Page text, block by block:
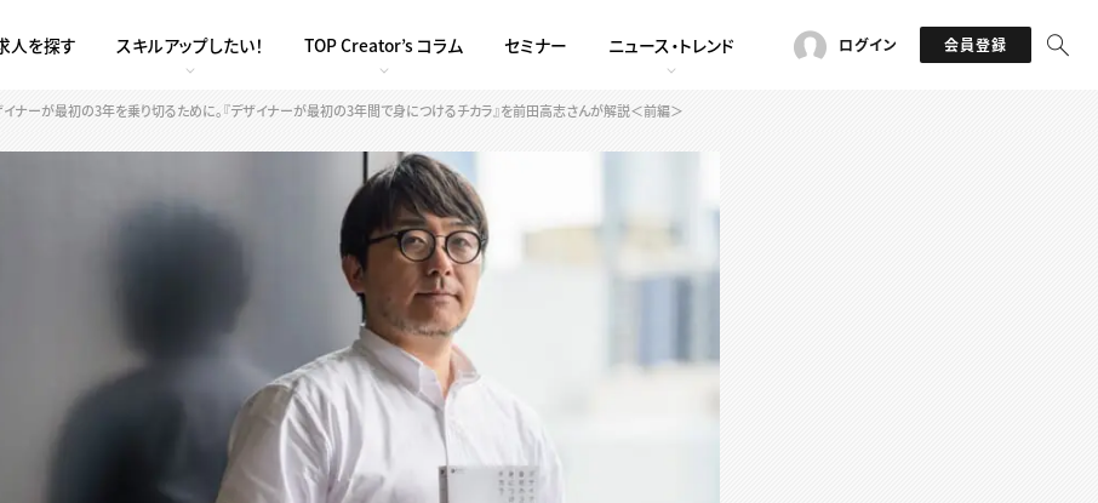
人を探す スキルアップしたい！ TOP Creator’s コラム セミナー ニュース・トレンド ログイン 会員登録
ナーが最初の3年を乗り切るために。『デザイナーが最初の3年間で身につけるチカラ』を前田高志さんが解説＜前編＞